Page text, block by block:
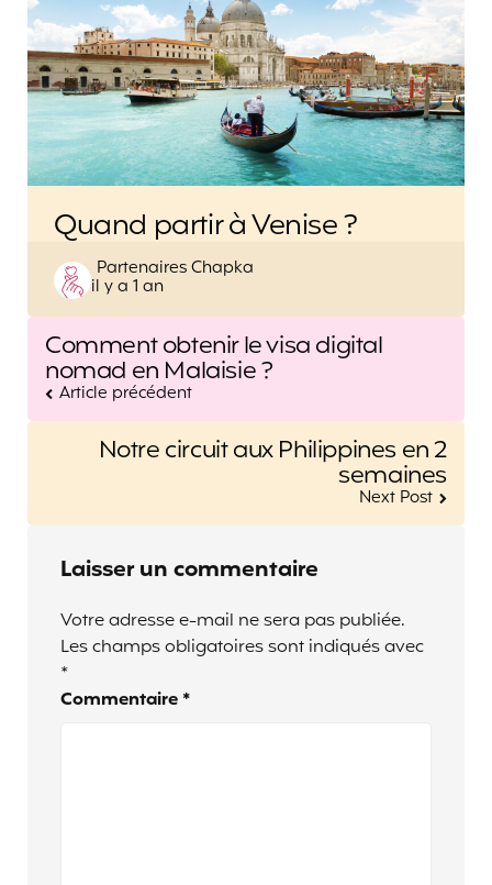
Quand partir à Venise ?
Posted
by
Partenaires Chapka
il y a 1 an
Post
navigation
Comment obtenir le visa digital
nomad en Malaisie ?
Article précédent
Notre circuit aux Philippines en 2
semaines
Next Post
Laisser un commentaire
Votre adresse e-mail ne sera pas publiée.
Les champs obligatoires sont indiqués avec
*
Commentaire *